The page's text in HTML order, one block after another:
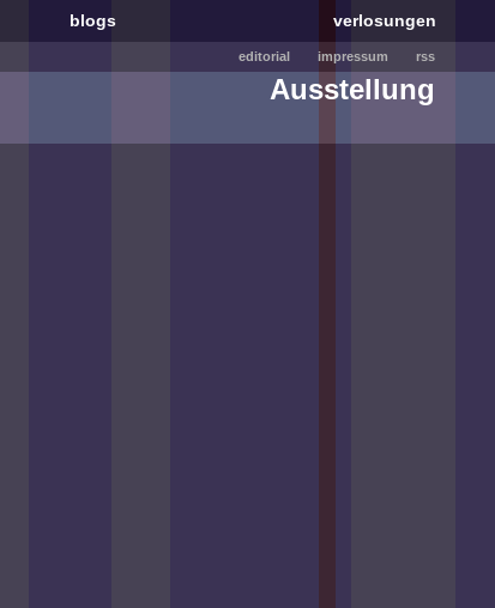
blogs verlosungen
editorial impressum rss
Ausstellung